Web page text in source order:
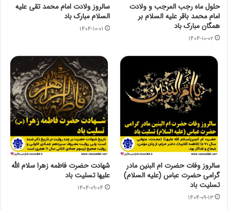
حلول ماه رجب المرجب و ولادت
امام محمد باقر علیه السلام بر
همگان مبارک باد
۱۴۰۴-۱۰-۰۲
سالروز ولادت امام محمد تقی عليه
السلام مبارک باد
۱۴۰۴-۱۰-۰۱
سالروز وفات حضرت ام البنین مادر
گرامی حضرت عباس (علیه السلام)
تسلیت باد
۱۴۰۴-۰۹-۱۳
شهادت حضرت فاطمه زهرا سلام الله
علیها تسلیت باد
۱۴۰۴-۰۹-۰۴